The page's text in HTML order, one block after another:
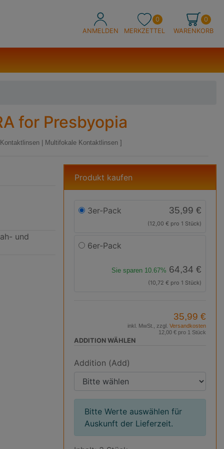
ANMELDEN
0
MERKZETTEL
0
WARENKORB
for Presbyopia
Multifokale Kontaktlinsen
und
Produkt kaufen
3er-Pack 35,99 €
(12,00 € pro 1 Stück)
6er-Pack
Sie sparen 10.67% 64,34 €
(10,72 € pro 1 Stück)
35,99 €
inkl. MwSt., zzgl. Versandkosten
12,00 € pro 1 Stück
ADDITION WÄHLEN
Addition (Add)
Bitte Werte auswählen für
Auskunft der Lieferzeit.